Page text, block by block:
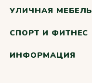
УЛИЧНАЯ МЕБЕЛЬ
СПОРТ И ФИТНЕС
ИНФОРМАЦИЯ